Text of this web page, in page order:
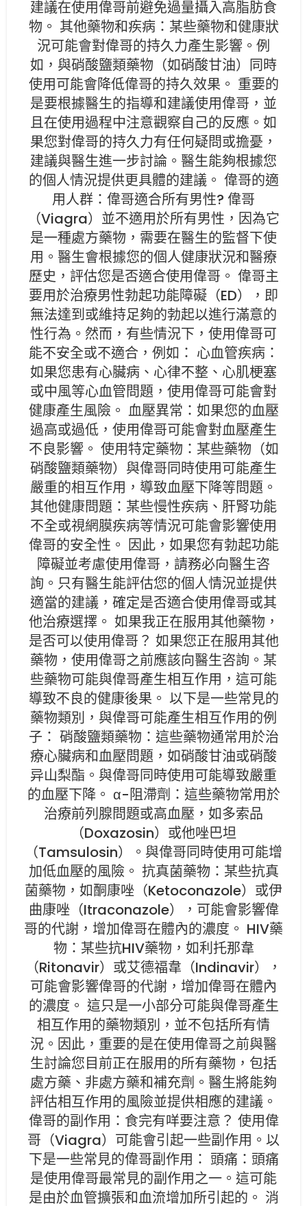
建議在使用偉哥前避免過量攝入高脂肪食
物。 其他藥物和疾病：某些藥物和健康狀
況可能會對偉哥的持久力產生影響。例
如，與硝酸鹽類藥物（如硝酸甘油）同時
使用可能會降低偉哥的持久效果。 重要的
是要根據醫生的指導和建議使用偉哥，並
且在使用過程中注意觀察自己的反應。如
果您對偉哥的持久力有任何疑問或擔憂，
建議與醫生進一步討論。醫生能夠根據您
的個人情況提供更具體的建議。 偉哥的適
用人群：偉哥適合所有男性? 偉哥
（Viagra）並不適用於所有男性，因為它
是一種處方藥物，需要在醫生的監督下使
用。醫生會根據您的個人健康狀況和醫療
歷史，評估您是否適合使用偉哥。 偉哥主
要用於治療男性勃起功能障礙（ED），即
無法達到或維持足夠的勃起以進行滿意的
性行為。然而，有些情況下，使用偉哥可
能不安全或不適合，例如： 心血管疾病：
如果您患有心臟病、心律不整、心肌梗塞
或中風等心血管問題，使用偉哥可能會對
健康產生風險。 血壓異常：如果您的血壓
過高或過低，使用偉哥可能會對血壓產生
不良影響。 使用特定藥物：某些藥物（如
硝酸鹽類藥物）與偉哥同時使用可能產生
嚴重的相互作用，導致血壓下降等問題。
其他健康問題：某些慢性疾病、肝腎功能
不全或視網膜疾病等情況可能會影響使用
偉哥的安全性。 因此，如果您有勃起功能
障礙並考慮使用偉哥，請務必向醫生咨
詢。只有醫生能評估您的個人情況並提供
適當的建議，確定是否適合使用偉哥或其
他治療選擇。 如果我正在服用其他藥物，
是否可以使用偉哥？ 如果您正在服用其他
藥物，使用偉哥之前應該向醫生咨詢。某
些藥物可能與偉哥產生相互作用，這可能
導致不良的健康後果。 以下是一些常見的
藥物類別，與偉哥可能產生相互作用的例
子： 硝酸鹽類藥物：這些藥物通常用於治
療心臟病和血壓問題，如硝酸甘油或硝酸
异山梨酯。與偉哥同時使用可能導致嚴重
的血壓下降。 α-阻滯劑：這些藥物常用於
治療前列腺問題或高血壓，如多索品
（Doxazosin）或他唑巴坦
（Tamsulosin）。與偉哥同時使用可能增
加低血壓的風險。 抗真菌藥物：某些抗真
菌藥物，如酮康唑（Ketoconazole）或伊
曲康唑（Itraconazole），可能會影響偉
哥的代謝，增加偉哥在體內的濃度。 HIV藥
物：某些抗HIV藥物，如利托那韋
（Ritonavir）或艾德福韋（Indinavir），
可能會影響偉哥的代謝，增加偉哥在體內
的濃度。 這只是一小部分可能與偉哥產生
相互作用的藥物類別，並不包括所有情
況。因此，重要的是在使用偉哥之前與醫
生討論您目前正在服用的所有藥物，包括
處方藥、非處方藥和補充劑。醫生將能夠
評估相互作用的風險並提供相應的建議。
偉哥的副作用：食完有咩要注意？ 使用偉
哥（Viagra）可能會引起一些副作用。以
下是一些常見的偉哥副作用： 頭痛：頭痛
是使用偉哥最常見的副作用之一。這可能
是由於血管擴張和血流增加所引起的。 消